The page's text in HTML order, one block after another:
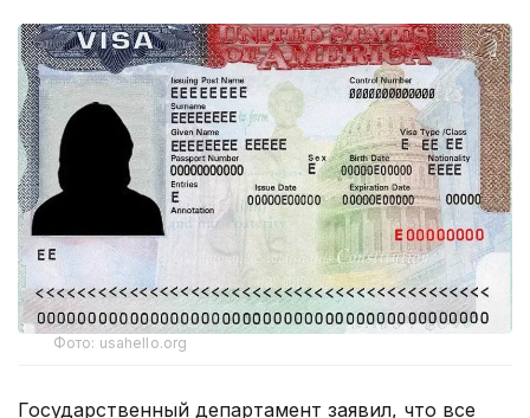
Фото: usahello.org
Государственный департамент заявил, что все